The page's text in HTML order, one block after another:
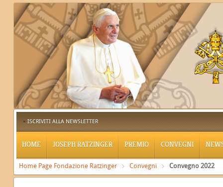
ISCRIVITI ALLA NEWSLETTER
HOME JOSEPH RATZINGER PREMIO CONVEGNI
Home Page Fondazione Ratzinger Convegni Convegno 2022